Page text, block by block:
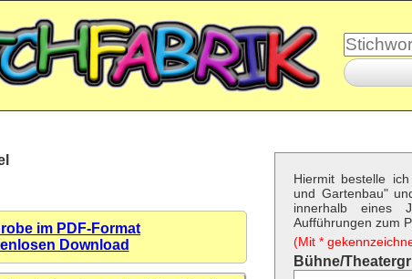
im PDF-Format
Download
Hiermit bestelle
und Gartenbau"
innerhalb eines
Aufführungen zum
(Mit *
Bühne/